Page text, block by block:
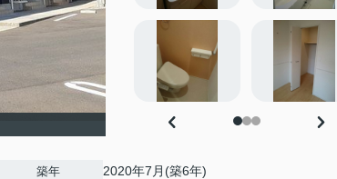
築年 2020年7月(築6年)